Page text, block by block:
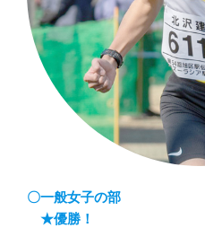
〇一般女子の部
★優勝！